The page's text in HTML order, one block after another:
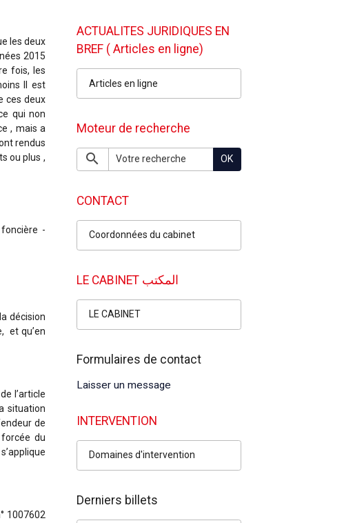
les deux
2015
fois, les
Il est
ces deux
qui non
, mais a
rendus
ou plus ,
-
décision
et qu’en
l’article
situation
de
du
1007602
ACTUALITES JURIDIQUES EN
BREF ( Articles en ligne)
Articles en ligne
Moteur de recherche
OK
CONTACT
Coordonnées du cabinet
LE CABINET المكتب
LE CABINET
Formulaires de contact
Laisser un message
INTERVENTION
Domaines d'intervention
Derniers billets